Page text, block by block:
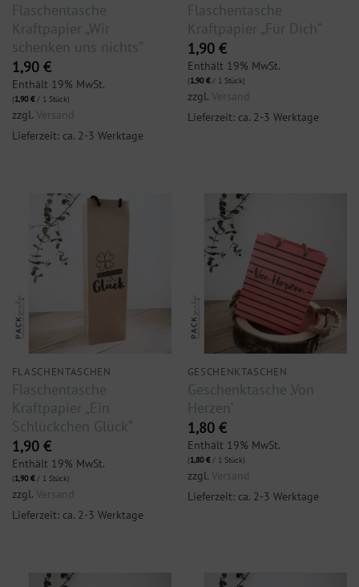
Flaschentasche
Kraftpapier „Wir
schenken uns nichts“
1,90 €
Enthält 19% MwSt.
(1,90€/ 1 Stück)
zzgl. Versand
Lieferzeit: ca. 2-3 Werktage
Flaschentasche
Kraftpapier „Für Dich“
1,90 €
Enthält 19% MwSt.
(1,90€/ 1 Stück)
zzgl. Versand
Lieferzeit: ca. 2-3 Werktage
FLASCHENTASCHEN
Flaschentasche
Kraftpapier „Ein
Schlückchen Glück“
1,90 €
Enthält 19% MwSt.
(1,90€/ 1 Stück)
zzgl. Versand
Lieferzeit: ca. 2-3 Werktage
GESCHENKTASCHEN
Geschenktasche ‚Von
Herzen‘
1,80 €
Enthält 19% MwSt.
(1,80€/ 1 Stück)
zzgl. Versand
Lieferzeit: ca. 2-3 Werktage